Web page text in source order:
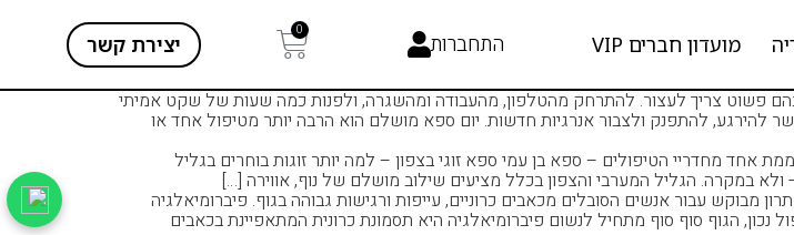
מועדון חברים VIP התחברות
0
יצירת קשר
פשוט צריך לעצור. להתרחק מהטלפון, מהעבודה ומהשגרה, ולפנות כמה שעות של שקט אמיתי
להתפנק ולצבור אנרגיות חדשות. יום ספא מושלם הוא הרבה יותר מטיפול אחד או
אחד מחדריי הטיפולים – ספא בן עמי ספא זוגי בצפון – למה יותר זוגות בוחרים בגליל
במקרה. הגליל המערבי והצפון בכלל מציעים שילוב מושלם של נוף, אווירה […]
מבוקש עבור אנשים הסובלים מכאבים כרוניים, עייפות ורגישות גבוהה בגוף. פיברומיאלגיה
נכון, הגוף סוף סוף מתחיל לנשום פיברומיאלגיה היא תסמונת כרונית המתאפיינת בכאבים